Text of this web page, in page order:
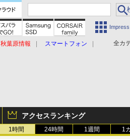
Impress
全カ
秋葉原情報
スマートフォン
アクセスランキング
1時間 24時間 1週間 1